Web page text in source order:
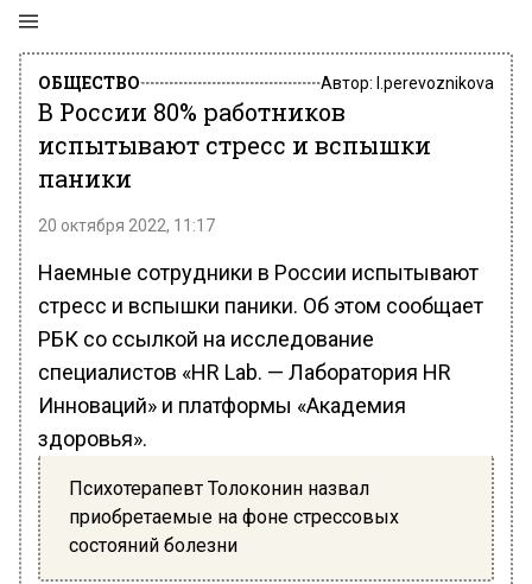
ОБЩЕСТВО Автор: l.perevoznikova
В России 80% работников
испытывают стресс и вспышки
паники
20 октября 2022, 11:17
Наемные сотрудники в России испытывают
стресс и вспышки паники. Об этом сообщает
РБК со ссылкой на исследование
специалистов «HR Lab. — Лаборатория HR
Инноваций» и платформы «Академия
здоровья».
Психотерапевт Толоконин назвал
приобретаемые на фоне стрессовых
состояний болезни